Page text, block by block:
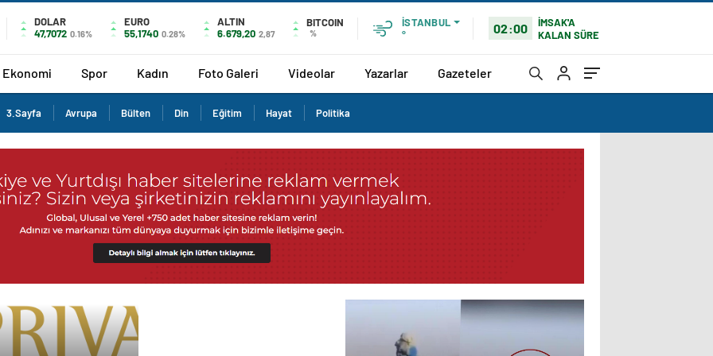
DOLAR
47,7072 0.16%
EURO
55,1740 0.28%
ALTIN
6.679,20 2,87
BITCOIN
%
İSTANBUL
°
02:00
İMSAK'A
KALAN SÜRE
Ekonomi Spor Kadın Foto Galeri Videolar Yazarlar Gazeteler
3.Sayfa Avrupa Bülten Din Eğitim Hayat Politika